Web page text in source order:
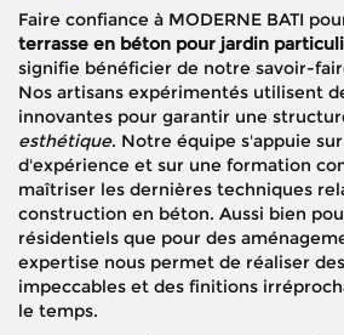
Faire confiance à MODERNE BATI
terrasse en béton pour jardin
signifie bénéficier de notre savoir-
Nos artisans expérimentés utilisent
innovantes pour garantir une
esthétique. Notre équipe s'appuie
d'expérience et sur une formation
maîtriser les dernières techniques
construction en béton. Aussi bien
résidentiels que pour des
expertise nous permet de réaliser
impeccables et des finitions
le temps.